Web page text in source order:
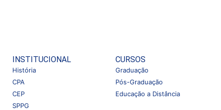
INSTITUCIONAL
História
CPA
CEP
SPPG
CURSOS
Graduação
Pós-Graduação
Educação a Distância